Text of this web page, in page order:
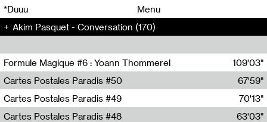
*Duuu
Menu
Akim Pasquet - Conversation (170)
Formule Magique #6 : Yoann Thommerel
Nathalie Lacroix,Yoann Thommerel
109'03"
Cartes Postales Paradis #50
Zoé Leroux
67'59"
Cartes Postales Paradis #49
Aurore Portales
70'13"
Cartes Postales Paradis #48
63'03"
00 00
00 00